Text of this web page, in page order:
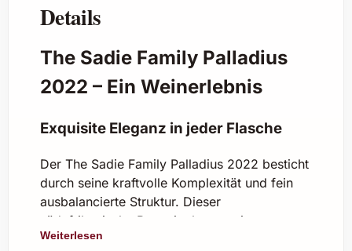
Details
The Sadie Family Palladius
2022 – Ein Weinerlebnis
Exquisite Eleganz in jeder Flasche
Der The Sadie Family Palladius 2022 besticht
durch seine kraftvolle Komplexität und fein
ausbalancierte Struktur. Dieser
südafrikanische Rotwein, komponiert von
einer der renommiertesten Weingüter des
Weiterlesen